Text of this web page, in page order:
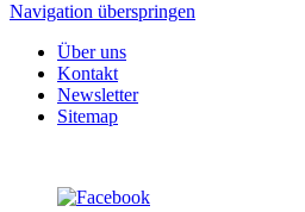
Navigation überspringen
Über uns
Kontakt
Newsletter
Sitemap